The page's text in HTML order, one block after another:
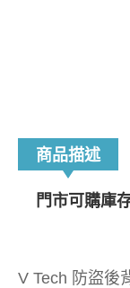
商品描述
門市可購庫
V Tech 防盜後